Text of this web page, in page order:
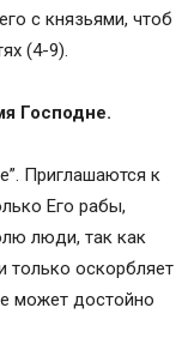
с князьями, чтоб
(4-9).
Господне.
Приглашаются к
Его рабы,
люди, так как
только оскорбляет
может достойно